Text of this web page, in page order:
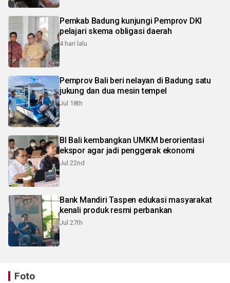
Pemkab Badung kunjungi Pemprov DKI
pelajari skema obligasi daerah
4 hari lalu
Pemprov Bali beri nelayan di Badung satu
jukung dan dua mesin tempel
Jul 18th
BI Bali kembangkan UMKM berorientasi
ekspor agar jadi penggerak ekonomi
Jul 22nd
Bank Mandiri Taspen edukasi masyarakat
kenali produk resmi perbankan
Jul 27th
Foto